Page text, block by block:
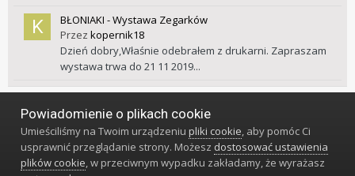
BŁONIAKI - Wystawa Zegarków
Przez kopernik18
Dzień dobry,Właśnie odebrałem z drukarni. Zapraszam
wystawa trwa do 21 11 2019...
Język Styl Polityka prywatności
Klub Miłośników Zegarów i Zegarków
Powered by Invision Community
Powiadomienie o plikach cookie
Umieściliśmy na Twoim urządzeniupliki cookie, aby pomóc Ci
usprawnić przeglądanie strony. Możesz dostosować ustawienia
plików cookie, w przeciwnym wypadku zakładamy, że wyrażasz